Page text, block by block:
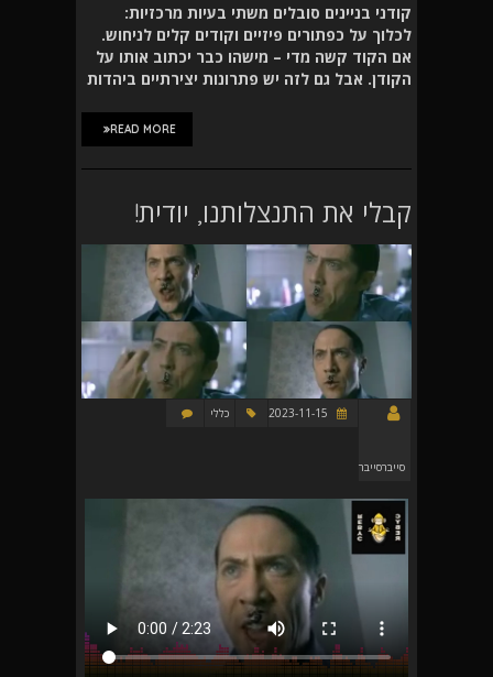
קודני בניינים סובלים משתי בעיות מרכזיות:
לכלוך על כפתורים פיזיים וקודים קלים לניחוש.
אם הקוד קשה מדי – מישהו כבר יכתוב אותו על
הקודן. אבל גם לזה יש פתרונות יצירתיים ביהדות
READ MORE
קבלי את התנצלותנו, יודית!
סייברסייבר
כללי